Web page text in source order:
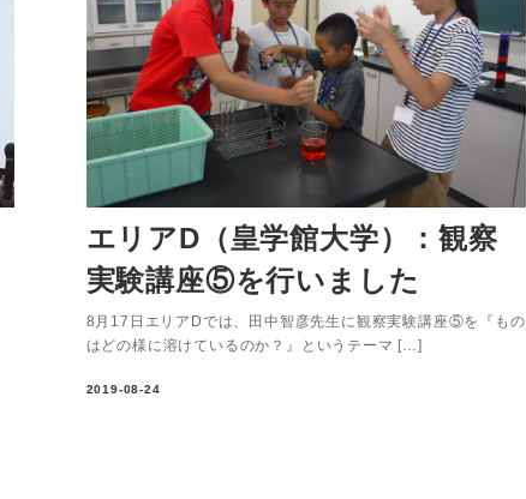
エリアD（皇学館大学）：観察
実験講座⑤を行いました
8月17日エリアDでは、田中智彦先生に観察実験講座⑤を『もの
はどの様に溶けているのか？』というテーマ […]
2019-08-24